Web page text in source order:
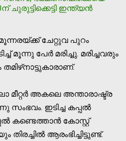
ചുരുട്ടിക്കെട്ടി ഇന്ത്യന്‍
ചേറ്റുവ പുറം
മൂന്നു പേര്‍ മരിച്ചു. മരിച്ചവരും
മീറ്റര്‍ അകലെ അന്താരാഷ്ട്ര
ഇടിച്ച കപ്പല്‍
കണ്ടെത്താന്‍ കോസ്റ്റ്
ആരംഭിച്ചിട്ടുണ്ട്.